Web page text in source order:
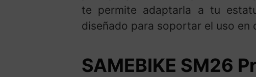
te permite adaptarla a tu
diseñado para soportar el uso en
SAMEBIKE SM26